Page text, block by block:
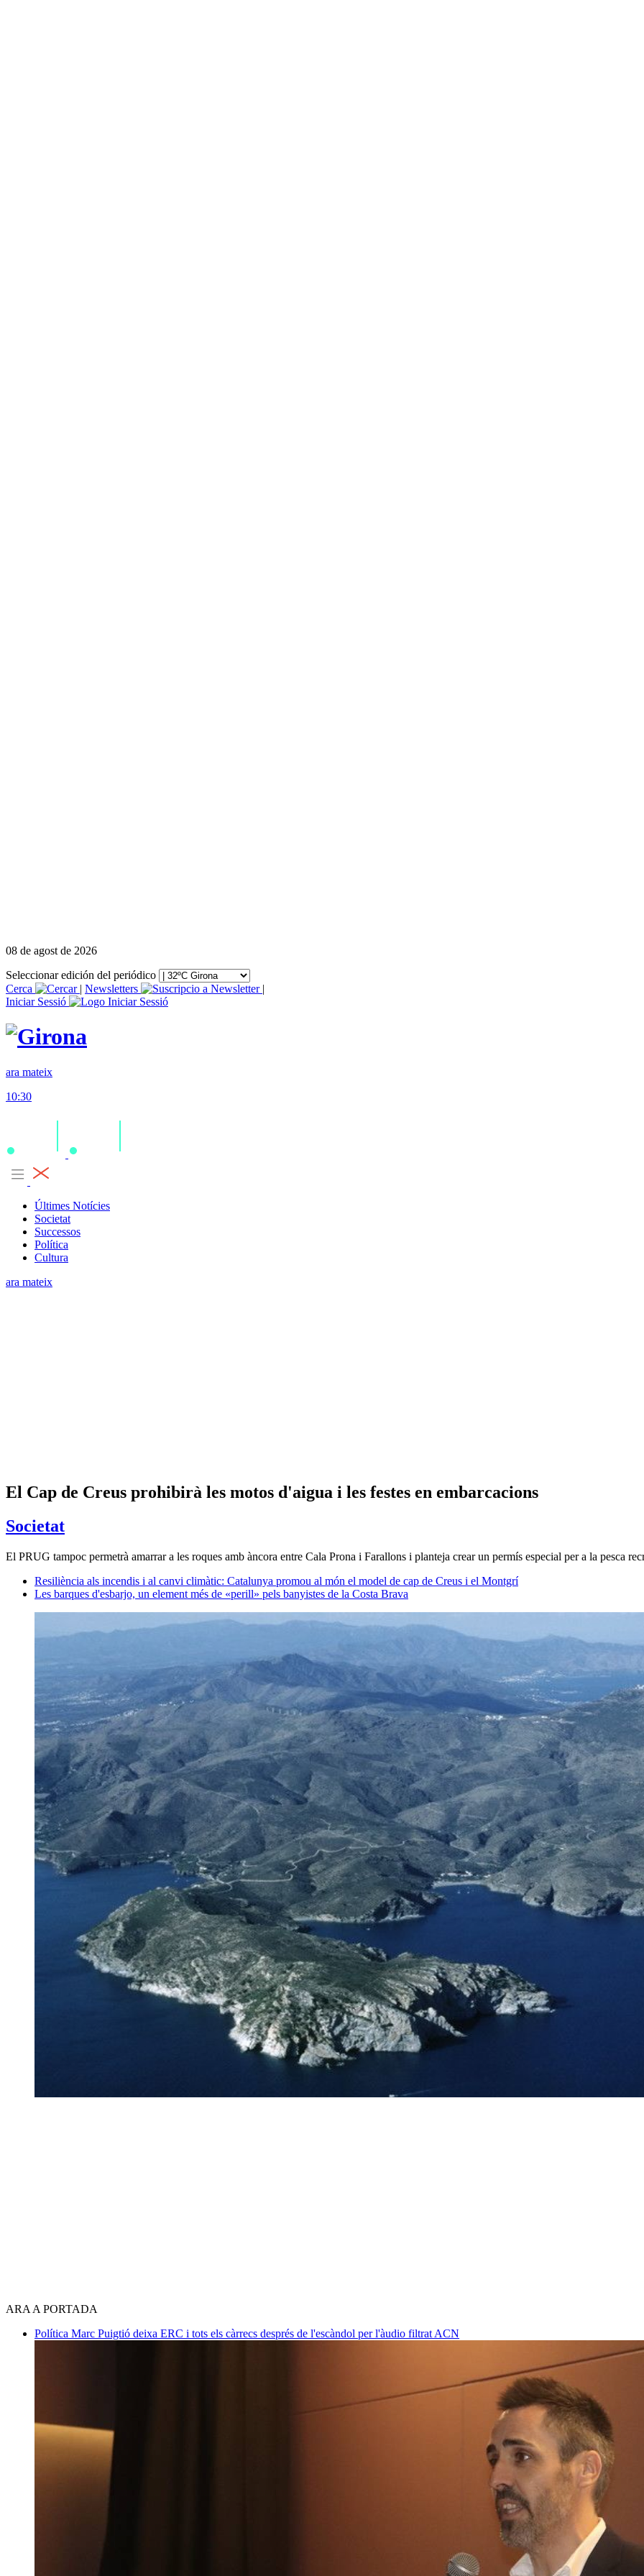
08 de agost de 2026
Seleccionar edición del periódico
Cerca
| Newsletters
|
Iniciar Sessió
ara mateix
10:30
Últimes Notícies
Societat
Successos
Política
Cultura
ara mateix
El Cap de Creus prohibirà les motos d'aigua i les festes en embarcacions
Societat
El PRUG tampoc permetrà amarrar a les roques amb àncora entre Cala Prona i Farallons i planteja crear un permís especial per a la pesca
Resiliència als incendis i al canvi climàtic: Catalunya promou al món el model de cap de Creus i el Montgrí
Les barques d'esbarjo, un element més de «perill» pels banyistes de la Costa Brava
ARA A PORTADA
Política Marc Puigtió deixa ERC i tots els càrrecs després de l'escàndol per l'àudio filtrat ACN